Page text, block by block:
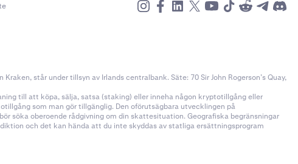
står under tillsyn av Irlands centralbank. Säte: 70 Sir John Rogerson’s Quay,
till att köpa, sälja, satsa (staking) eller inneha någon kryptotillgång eller
som man gör tillgänglig. Den oförutsägbara utvecklingen på
söka oberoende rådgivning om din skattesituation. Geografiska begränsningar
och det kan hända att du inte skyddas av statliga ersättningsprogram